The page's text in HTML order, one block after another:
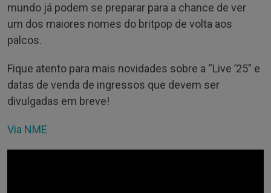
mundo já podem se preparar para a chance de ver
um dos maiores nomes do britpop de volta aos
palcos.
Fique atento para mais novidades sobre a “Live ’25” e
datas de venda de ingressos que devem ser
divulgadas em breve!
Via NME